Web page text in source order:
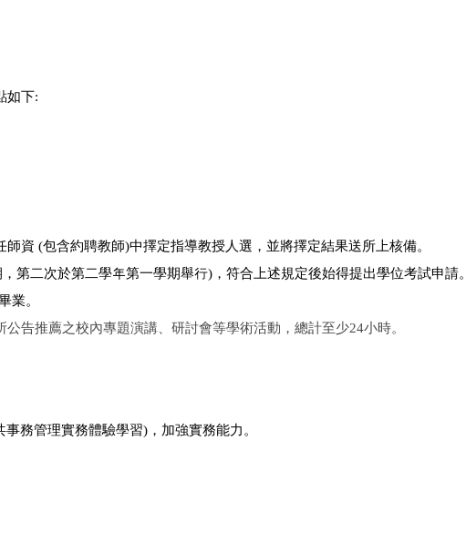
如下:
資 (包含約聘教師)中擇定指導教授人選，並將擇定結果送所上核備。
二次於第二學年第一學期舉行)，符合上述規定後始得提出學位考試申請。
業。
告推薦之校內專題演講、研討會等學術活動，總計至少24小時。
務管理實務體驗學習)，加強實務能力。